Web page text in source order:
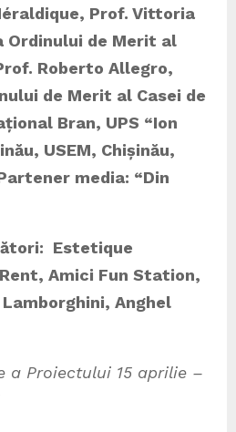
Prof. Vittoria
Ordinului de Merit al
Roberto Allegro,
de Merit al Casei de
Bran, UPS “Ion
USEM, Chișinău,
media: “Din
Estetique
Amici Fun Station,
Anghel
a Proiectului 15 aprilie –